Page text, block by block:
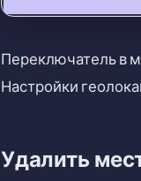
Переключатель в
Настройки
Удалить